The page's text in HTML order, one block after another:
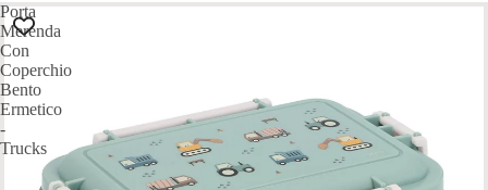
Porta
Merenda
Con
Coperchio
Bento
Ermetico
-
Trucks